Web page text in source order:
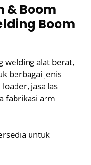
& Boom
Boom
welding alat berat,
berbagai jenis
jasa las
fabrikasi arm
untuk